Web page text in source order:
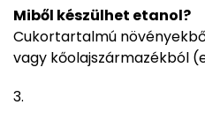
Miből készülhet etanol?
Cukortartalmú
vagy kőolajszármazékból